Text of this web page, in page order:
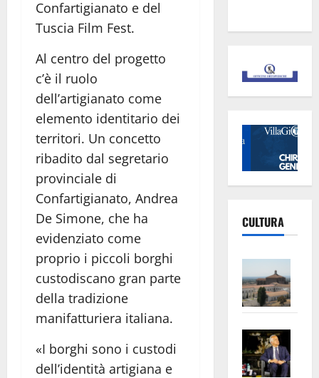
Confartigianato e del
Tuscia Film Fest.
Al centro del progetto
c’è il ruolo
dell’artigianato come
elemento identitario dei
territori. Un concetto
ribadito dal segretario
provinciale di
Confartigianato, Andrea
De Simone, che ha
evidenziato come
proprio i piccoli borghi
custodiscano gran parte
della tradizione
manifatturiera italiana.
«I borghi sono i custodi
dell’identità artigiana e
CULTURA